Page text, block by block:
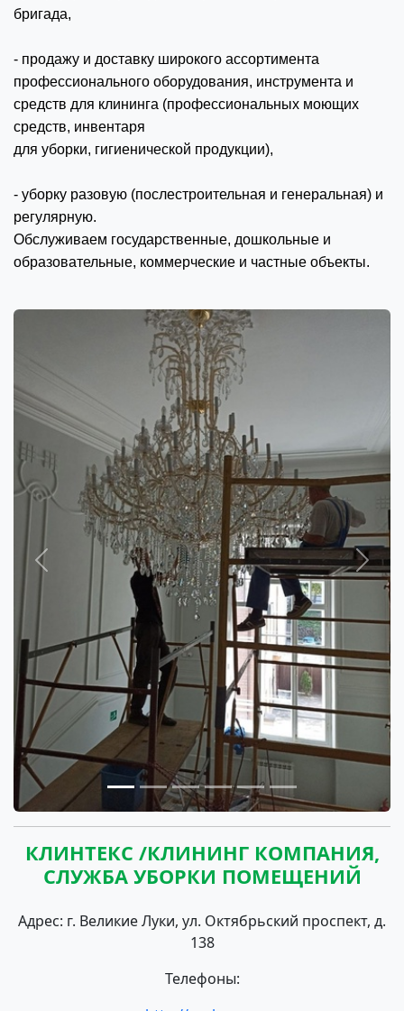
бригада,
- продажу и доставку широкого ассортимента
профессионального оборудования, инструмента и
средств для клининга (профессиональных моющих
средств, инвентаря
для уборки, гигиенической продукции),
- уборку разовую (послестроительная и генеральная) и
регулярную.
Обслуживаем государственные, дошкольные и
образовательные, коммерческие и частные объекты.
Previous Next
КЛИНТЕКС /КЛИНИНГ КОМПАНИЯ,
СЛУЖБА УБОРКИ ПОМЕЩЕНИЙ
Адрес: г. Великие Луки, ул. Октябрьский проспект, д.
138
Телефоны: